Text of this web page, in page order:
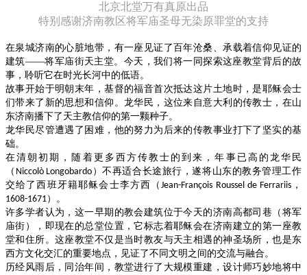
北京北堂万有真原出品
特别感谢济南教区将军庙圣母无染原罪堂的支持
在泉城济南的心脏地带，有一座见证了百年沧桑、承载着信仰见证的
建筑——将军庙街天主堂。今天，我们将一同探索这座教堂背后的故
事，聆听它在时光长河中的低语。
故事开始于明朝末年，基督的福音首次抵达这片土地时，是耶稣会士
们带来了新的思想和信仰。 龙华民，这位来自意大利的传教士，在山
东济南播下了天主教信仰的第一颗种子。
龙华民尽管遭遇了困难，他的努力为后来的传教事业打下了坚实的基
础。
在清朝初期，随着更多西方传教士的到来，年事已高的龙华民
（ Niccolò Longobardo ）不再适合长途旅行，遂将山东的教务管理工作
交给了西班牙籍耶稣会士李方西（Jean-François Roussel de Ferrariis，
1608-1671）。
许多学者认为，这一早期的教会建筑位于今天的济南高都司巷（将军
庙街），即现在的总堂位置，它标志着耶稣会在济南建立的第一座教
堂和住所。这座教堂不仅是当时教友与天主相遇的神圣场所，也是东
西方文化交汇的重要地点，见证了不同文明之间的交流与融合。
历经风雨后，同治年间，教堂进行了大规模重建，设计师巧妙地将中